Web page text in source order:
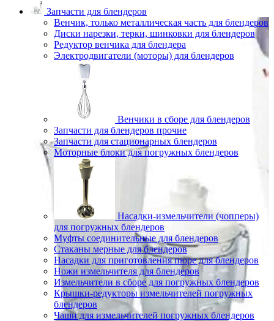
Запчасти для блендеров
Венчик, только металлическая часть для блендеров
Диски нарезки, терки, шинковки для блендеров
Редуктор венчика для блендера
Электродвигатели (моторы) для блендеров
Венчики в сборе для блендеров
Запчасти для блендеров прочие
Запчасти для стационарных блендеров
Моторные блоки для погружных блендеров
Насадки-измельчители (чопперы)
для погружных блендеров
Муфты соединительные для блендеров
Стаканы мерные для блендеров
Насадки для приготовления пюре для блендеров
Ножи измельчителя для блендеров
Измельчители в сборе для погружных блендеров
Крышки-редукторы измельчителей погружных
блендеров
Чаши для измельчителей погружных блендеров